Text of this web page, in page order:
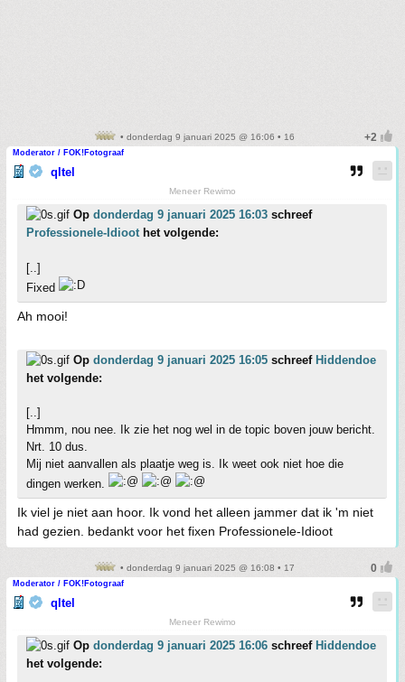
• donderdag 9 januari 2025 @ 16:06 • 16
Moderator / FOK!Fotograaf
qltel
Meneer Rewimo
Op donderdag 9 januari 2025 16:03 schreef
Professionele-Idioothet volgende:
[..]
Fixed
Ah mooi!
Op donderdag 9 januari 2025 16:05 schreef Hiddendoe
het volgende:
[..]
Hmmm, nou nee. Ik zie het nog wel in de topic boven jouw bericht.
Nrt. 10 dus.
Mij niet aanvallen als plaatje weg is. Ik weet ook niet hoe die
dingen werken.
Ik viel je niet aan hoor. Ik vond het alleen jammer dat ik 'm niet
had gezien. bedankt voor het fixen Professionele-Idioot
• donderdag 9 januari 2025 @ 16:08 • 17
Moderator / FOK!Fotograaf
qltel
Meneer Rewimo
Op donderdag 9 januari 2025 16:06 schreef Hiddendoe
het volgende: